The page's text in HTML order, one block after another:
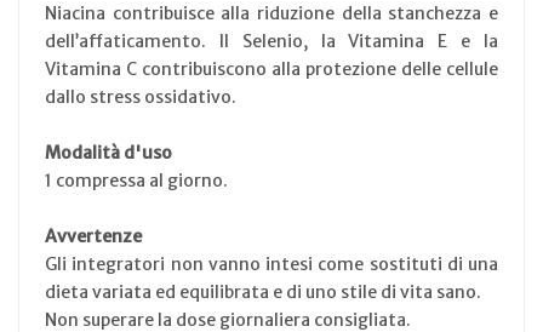
Niacina contribuisce alla riduzione della stanchezza e
dell’affaticamento. Il Selenio, la Vitamina E e la
Vitamina C contribuiscono alla protezione delle cellule
dallo stress ossidativo.
Modalità d'uso
1 compressa al giorno.
Avvertenze
Gli integratori non vanno intesi come sostituti di una
dieta variata ed equilibrata e di uno stile di vita sano.
Non superare la dose giornaliera consigliata.